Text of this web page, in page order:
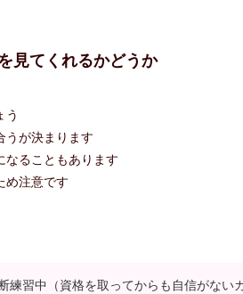
見てくれるかどうか
う
うが決まります
なることもあります
め注意です
練習中（資格を取ってからも自信がない